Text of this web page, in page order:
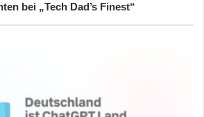
bei „Tech Dad’s Finest“